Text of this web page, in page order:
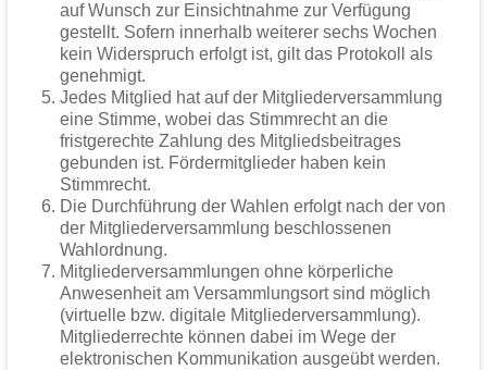
auf Wunsch zur Einsichtnahme zur Verfügung
gestellt. Sofern innerhalb weiterer sechs Wochen
kein Widerspruch erfolgt ist, gilt das Protokoll als
genehmigt.
Jedes Mitglied hat auf der Mitgliederversammlung
eine Stimme, wobei das Stimmrecht an die
fristgerechte Zahlung des Mitgliedsbeitrages
gebunden ist. Fördermitglieder haben kein
Stimmrecht.
Die Durchführung der Wahlen erfolgt nach der von
der Mitgliederversammlung beschlossenen
Wahlordnung.
Mitgliederversammlungen ohne körperliche
Anwesenheit am Versammlungsort sind möglich
(virtuelle bzw. digitale Mitgliederversammlung).
Mitgliederrechte können dabei im Wege der
elektronischen Kommunikation ausgeübt werden.